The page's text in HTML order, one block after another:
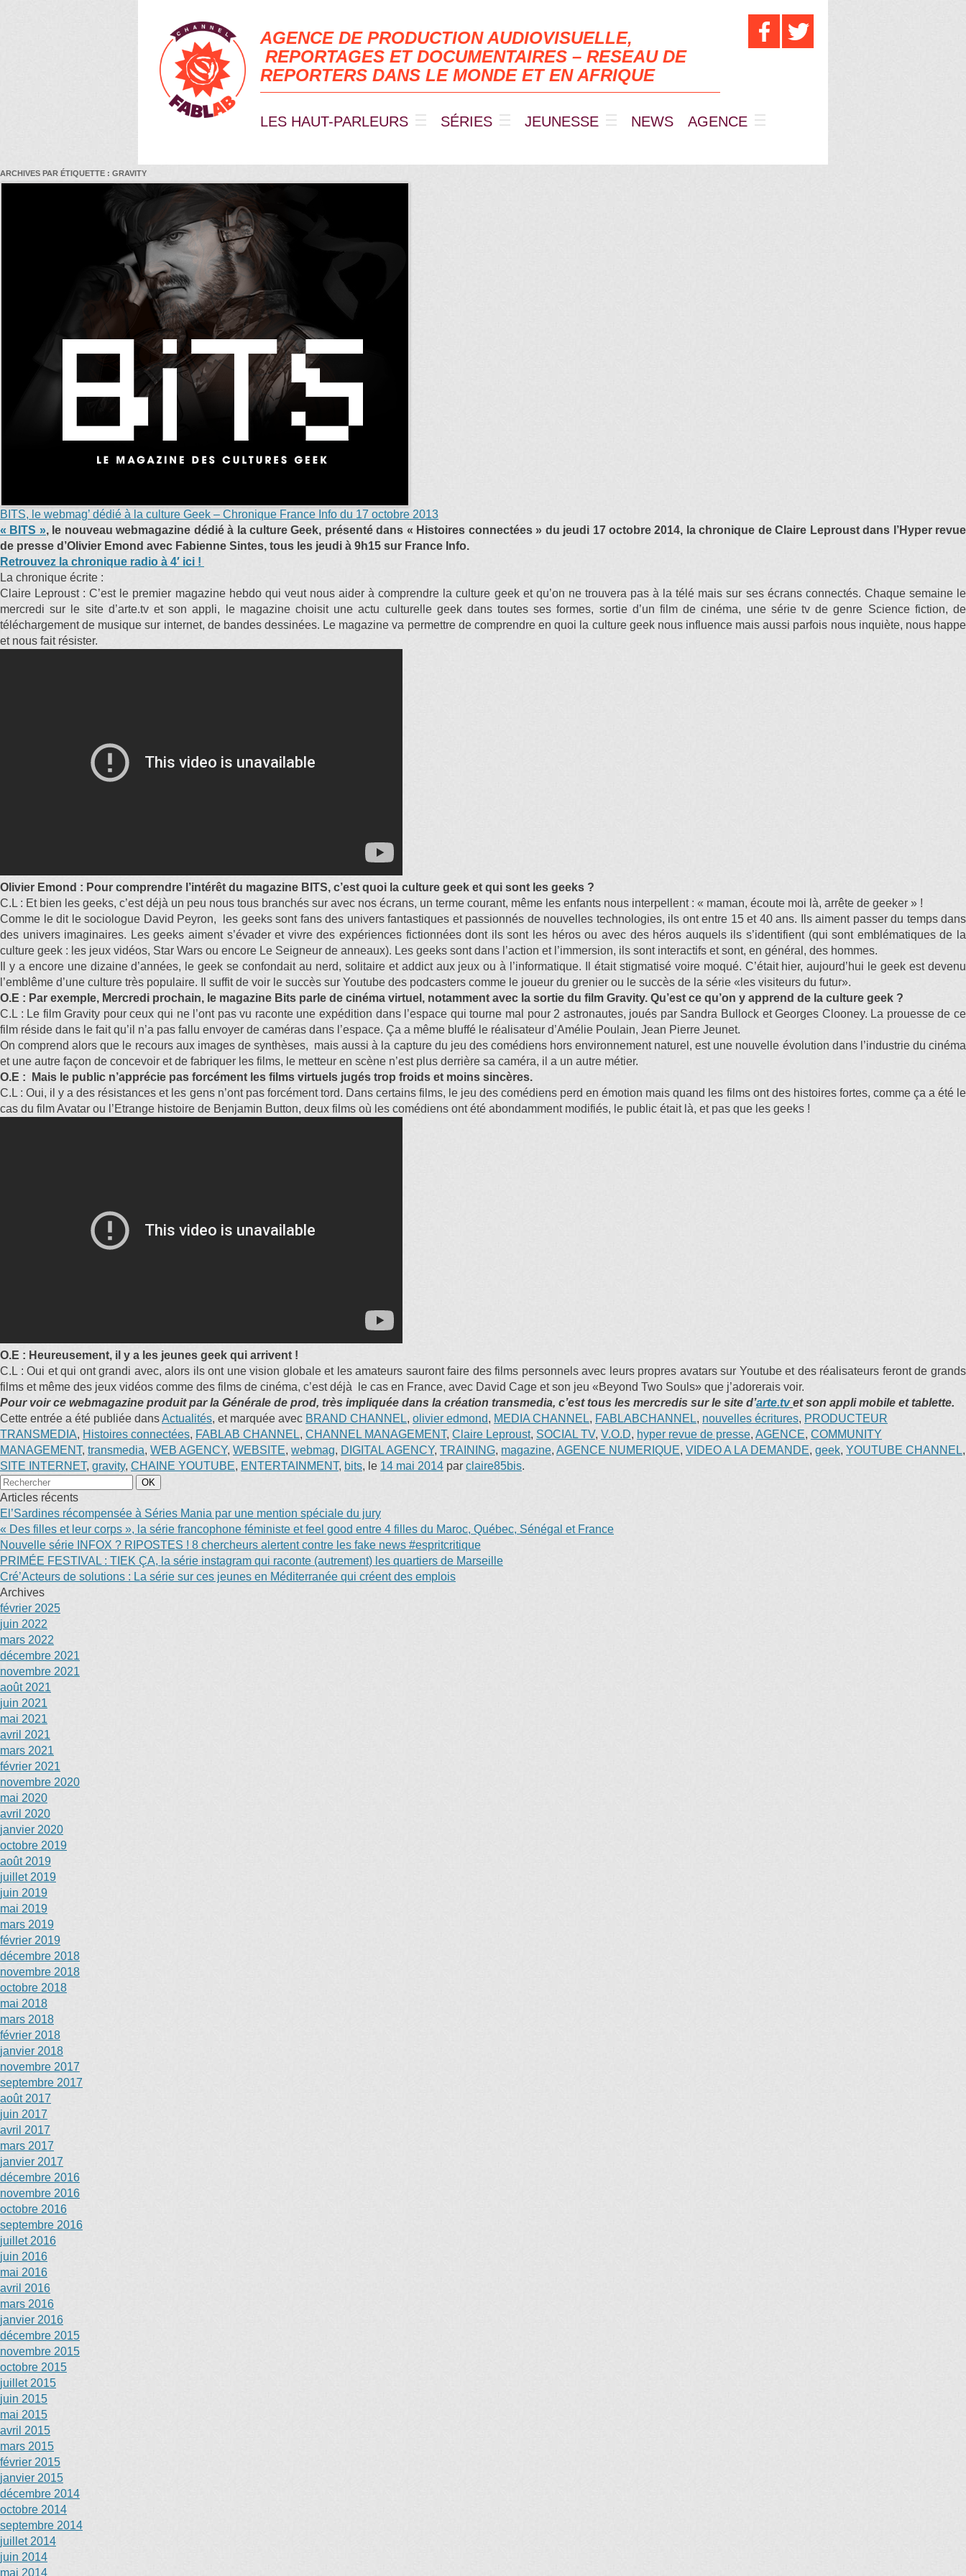
AGENCE DE PRODUCTION AUDIOVISUELLE,
REPORTAGES ET DOCUMENTAIRES – RESEAU DE
REPORTERS DANS LE MONDE ET EN AFRIQUE
LES HAUT-PARLEURS SÉRIES JEUNESSE NEWS AGENCE
ARCHIVES PAR ÉTIQUETTE : GRAVITY
BITS, le webmag’ dédié à la culture Geek – Chronique France Info du 17 octobre 2013
« BITS », le nouveau webmagazine dédié à la culture Geek, présenté dans « Histoires connectées » du jeudi 17 octobre 2014, la chronique de Claire Leproust dans l’Hyper revue
de presse d’Olivier Emond avec Fabienne Sintes, tous les jeudi à 9h15 sur France Info.
Retrouvez la chronique radio à 4′ ici !
La chronique écrite :
Claire Leproust : C’est le premier magazine hebdo qui veut nous aider à comprendre la culture geek et qu’on ne trouvera pas à la télé mais sur ses écrans connectés. Chaque semaine le
mercredi sur le site d’arte.tv et son appli, le magazine choisit une actu culturelle geek dans toutes ses formes, sortie d’un film de cinéma, une série tv de genre Science fiction, de
téléchargement de musique sur internet, de bandes dessinées. Le magazine va permettre de comprendre en quoi la culture geek nous influence mais aussi parfois nous inquiète, nous happe
et nous fait résister.
Olivier Emond : Pour comprendre l’intérêt du magazine BITS, c’est quoi la culture geek et qui sont les geeks ?
C.L : Et bien les geeks, c’est déjà un peu nous tous branchés sur avec nos écrans, un terme courant, même les enfants nous interpellent : « maman, écoute moi là, arrête de geeker » !
Comme le dit le sociologue David Peyron, les geeks sont fans des univers fantastiques et passionnés de nouvelles technologies, ils ont entre 15 et 40 ans. Ils aiment passer du temps dans
des univers imaginaires. Les geeks aiment s’évader et vivre des expériences fictionnées dont ils sont les héros ou avec des héros auquels ils s’identifient (qui sont emblématiques de la
culture geek : les jeux vidéos, Star Wars ou encore Le Seigneur de anneaux). Les geeks sont dans l’action et l’immersion, ils sont interactifs et sont, en général, des hommes.
Il y a encore une dizaine d’années, le geek se confondait au nerd, solitaire et addict aux jeux ou à l’informatique. Il était stigmatisé voire moqué. C’était hier, aujourd’hui le geek est devenu
l’emblême d’une culture très populaire. Il suffit de voir le succès sur Youtube des podcasters comme le joueur du grenier ou le succès de la série «les visiteurs du futur».
O.E : Par exemple, Mercredi prochain, le magazine Bits parle de cinéma virtuel, notamment avec la sortie du film Gravity. Qu’est ce qu’on y apprend de la culture geek ?
C.L : Le film Gravity pour ceux qui ne l’ont pas vu raconte une expédition dans l’espace qui tourne mal pour 2 astronautes, joués par Sandra Bullock et Georges Clooney. La prouesse de ce
film réside dans le fait qu’il n’a pas fallu envoyer de caméras dans l’espace. Ça a même bluffé le réalisateur d’Amélie Poulain, Jean Pierre Jeunet.
On comprend alors que le recours aux images de synthèses, mais aussi à la capture du jeu des comédiens hors environnement naturel, est une nouvelle évolution dans l’industrie du cinéma
et une autre façon de concevoir et de fabriquer les films, le metteur en scène n’est plus derrière sa caméra, il a un autre métier.
O.E : Mais le public n’apprécie pas forcément les films virtuels jugés trop froids et moins sincères.
C.L : Oui, il y a des résistances et les gens n’ont pas forcément tord. Dans certains films, le jeu des comédiens perd en émotion mais quand les films ont des histoires fortes, comme ça a été le
cas du film Avatar ou l’Etrange histoire de Benjamin Button, deux films où les comédiens ont été abondamment modifiés, le public était là, et pas que les geeks !
O.E : Heureusement, il y a les jeunes geek qui arrivent !
C.L : Oui et qui ont grandi avec, alors ils ont une vision globale et les amateurs sauront faire des films personnels avec leurs propres avatars sur Youtube et des réalisateurs feront de grands
films et même des jeux vidéos comme des films de cinéma, c’est déjà le cas en France, avec David Cage et son jeu «Beyond Two Souls» que j’adorerais voir.
Pour voir ce webmagazine produit par la Générale de prod, très impliquée dans la création transmedia, c’est tous les mercredis sur le site d’arte.tv et son appli mobile et tablette.
Cette entrée a été publiée dansActualités, et marquée avec BRAND CHANNEL, olivier edmond, MEDIA CHANNEL, FABLABCHANNEL, nouvelles écritures, PRODUCTEUR
TRANSMEDIA, Histoires connectées, FABLAB CHANNEL, CHANNEL MANAGEMENT, Claire Leproust, SOCIAL TV, V.O.D, hyper revue de presse, AGENCE, COMMUNITY
MANAGEMENT, transmedia, WEB AGENCY, WEBSITE, webmag, DIGITAL AGENCY, TRAINING, magazine, AGENCE NUMERIQUE, VIDEO A LA DEMANDE, geek, YOUTUBE CHANNEL,
SITE INTERNET, gravity, CHAINE YOUTUBE, ENTERTAINMENT, bits, le 14 mai 2014 par claire85bis.
Articles récents
El’Sardines récompensée à Séries Mania par une mention spéciale du jury
« Des filles et leur corps », la série francophone féministe et feel good entre 4 filles du Maroc, Québec, Sénégal et France
Nouvelle série INFOX ? RIPOSTES ! 8 chercheurs alertent contre les fake news #espritcritique
PRIMÉE FESTIVAL : TIEK ÇA, la série instagram qui raconte (autrement) les quartiers de Marseille
Cré’Acteurs de solutions : La série sur ces jeunes en Méditerranée qui créent des emplois
Archives
février 2025
juin 2022
mars 2022
décembre 2021
novembre 2021
août 2021
juin 2021
mai 2021
avril 2021
mars 2021
février 2021
novembre 2020
mai 2020
avril 2020
janvier 2020
octobre 2019
août 2019
juillet 2019
juin 2019
mai 2019
mars 2019
février 2019
décembre 2018
novembre 2018
octobre 2018
mai 2018
mars 2018
février 2018
janvier 2018
novembre 2017
septembre 2017
août 2017
juin 2017
avril 2017
mars 2017
janvier 2017
décembre 2016
novembre 2016
octobre 2016
septembre 2016
juillet 2016
juin 2016
mai 2016
avril 2016
mars 2016
janvier 2016
décembre 2015
novembre 2015
octobre 2015
juillet 2015
juin 2015
mai 2015
avril 2015
mars 2015
février 2015
janvier 2015
décembre 2014
octobre 2014
septembre 2014
juillet 2014
juin 2014
mai 2014